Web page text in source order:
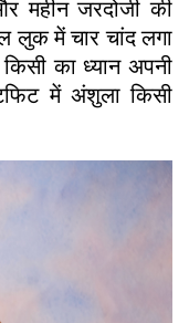
जरदोजी की
लुक में चार चांद लगा
का ध्यान अपनी
में अंशुला किसी